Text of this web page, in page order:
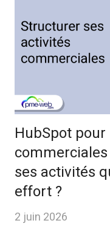
HubSpot
ses activités
effort ?
2 juin 2026